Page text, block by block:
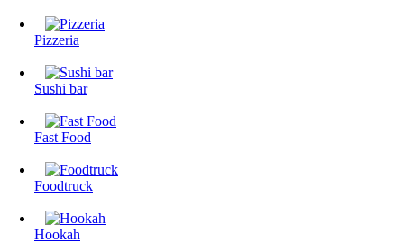
Pizzeria
Sushi bar
Fast Food
Foodtruck
Hookah